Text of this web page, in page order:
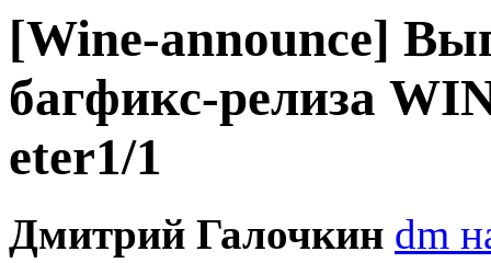
[Wine-announce]
багфикс-релиза
eter1/1
Дмитрий Галочкин dm